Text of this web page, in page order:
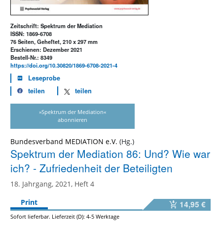
Zeitschrift: Spektrum der Mediation
ISSN: 1869-6708
76 Seiten, Geheftet, 210 x 297 mm
Erschienen: Dezember 2021
Bestell-Nr.: 8349
https://doi.org/10.30820/1869-6708-2021-4
Leseprobe
teilen
teilen
»Spektrum der Mediation«
abonnieren
Bundesverband MEDIATION e.V.
Spektrum der Mediation 86: Und? Wie war
ich? - Zufriedenheit der Beteiligten
18. Jahrgang, 2021, Heft 4
Print
14,95 €
Sofort lieferbar. Lieferzeit (D): 4-5 Werktage